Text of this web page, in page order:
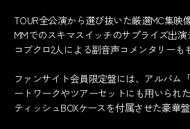
TOUR全公演から選び抜いた厳選MC集映
MMでのスキマスイッチのサプライズ出
コブクロ2人による副音声コメンタリーも
ファンサイト会員限定盤には、アルバム
ートワークやツアーセットにも用いられ
ティッシュBOXケースを付属させた豪華盤